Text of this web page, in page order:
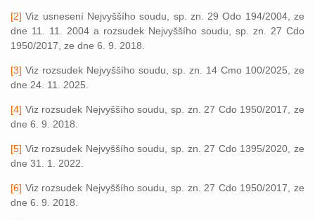
[2] Viz usnesení Nejvyššího soudu, sp. zn. 29 Odo 194/2004, ze
dne 11. 11. 2004 a rozsudek Nejvyššího soudu, sp. zn. 27 Cdo
1950/2017, ze dne 6. 9. 2018.
[3] Viz rozsudek Nejvyššího soudu, sp. zn. 14 Cmo 100/2025, ze
dne 24. 11. 2025.
[4] Viz rozsudek Nejvyššího soudu, sp. zn. 27 Cdo 1950/2017, ze
dne 6. 9. 2018.
[5] Viz rozsudek Nejvyššího soudu, sp. zn. 27 Cdo 1395/2020, ze
dne 31. 1. 2022.
[6] Viz rozsudek Nejvyššího soudu, sp. zn. 27 Cdo 1950/2017, ze
dne 6. 9. 2018.